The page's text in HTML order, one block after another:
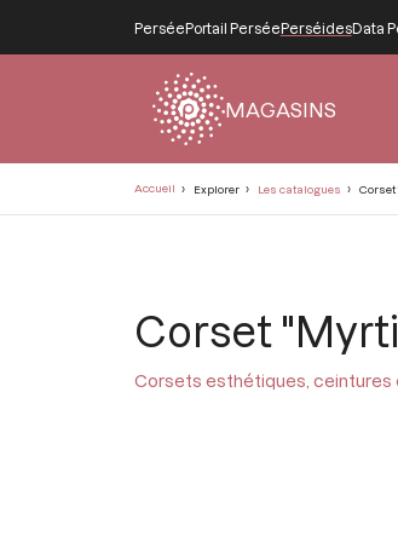
PerséePortail PerséePerséidesData
MAGASINS
Accueil Explorer Les catalogues Corset
Corset
Corsets esthétiques, ceintures